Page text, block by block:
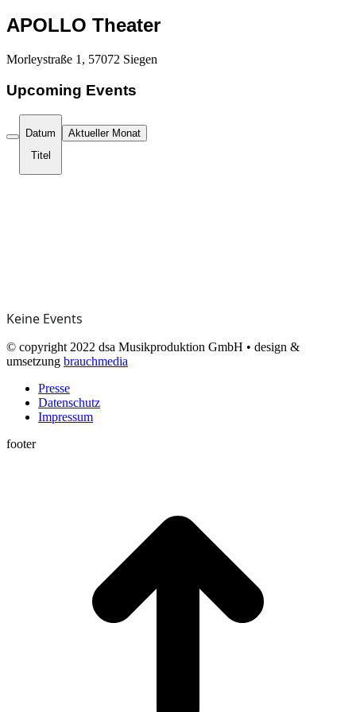
APOLLO Theater
Morleystraße 1, 57072 Siegen
Upcoming Events
Datum
Titel
Aktueller Monat
Keine Events
© copyright 2022 dsa Musikproduktion GmbH • design &
umsetzung brauchmedia
Presse
Datenschutz
Impressum
footer